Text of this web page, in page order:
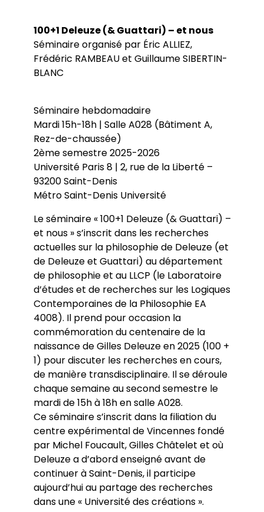
Groupe de recherche sur les archives
foucaldiennes
Jeune recherche
Projets scientifiques adossés à des
programmes
Anciens diplômés
Doctorants et postdoctorants visitants
Soutenances de thèses de doctorat
Soutenances de thèses HDR
Interventions extérieures
Autres événements
Dossiers et numéros de revues
RevueCahiers critiques de philosophie
Revues et collections
Thèses
Actes audiovisuels
Votre Espace
Calendrier d’accueil
Calendrier de la vie scientifique du LLCP
Admission et inscription
Guide du doctorat
Bibliothèques universitaires
100+1 Deleuze (& Guattari) – et nous
Séminaire organisé par Éric ALLIEZ,
Frédéric RAMBEAU et Guillaume SIBERTIN-
BLANC
Séminaire hebdomadaire
Mardi 15h-18h | Salle A028 (Bâtiment A,
Rez-de-chaussée)
2ème semestre 2025-2026
Université Paris 8 | 2, rue de la Liberté –
93200 Saint-Denis
Métro Saint-Denis Université
Le séminaire « 100+1 Deleuze (& Guattari) –
et nous » s’inscrit dans les recherches
actuelles sur la philosophie de Deleuze (et
de Deleuze et Guattari) au département
de philosophie et au LLCP (le Laboratoire
d’études et de recherches sur les Logiques
Contemporaines de la Philosophie EA
4008). Il prend pour occasion la
commémoration du centenaire de la
naissance de Gilles Deleuze en 2025 (100 +
1) pour discuter les recherches en cours,
de manière transdisciplinaire. Il se déroule
chaque semaine au second semestre le
mardi de 15h à 18h en salle A028.
Ce séminaire s’inscrit dans la filiation du
centre expérimental de Vincennes fondé
par Michel Foucault, Gilles Châtelet et où
Deleuze a d’abord enseigné avant de
continuer à Saint-Denis, il participe
aujourd’hui au partage des recherches
dans une « Université des créations ».